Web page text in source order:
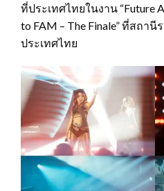
ที่ประเทศไทยในงาน “Future
to FAM – The Finale” ที่สถา
ประเทศไทย